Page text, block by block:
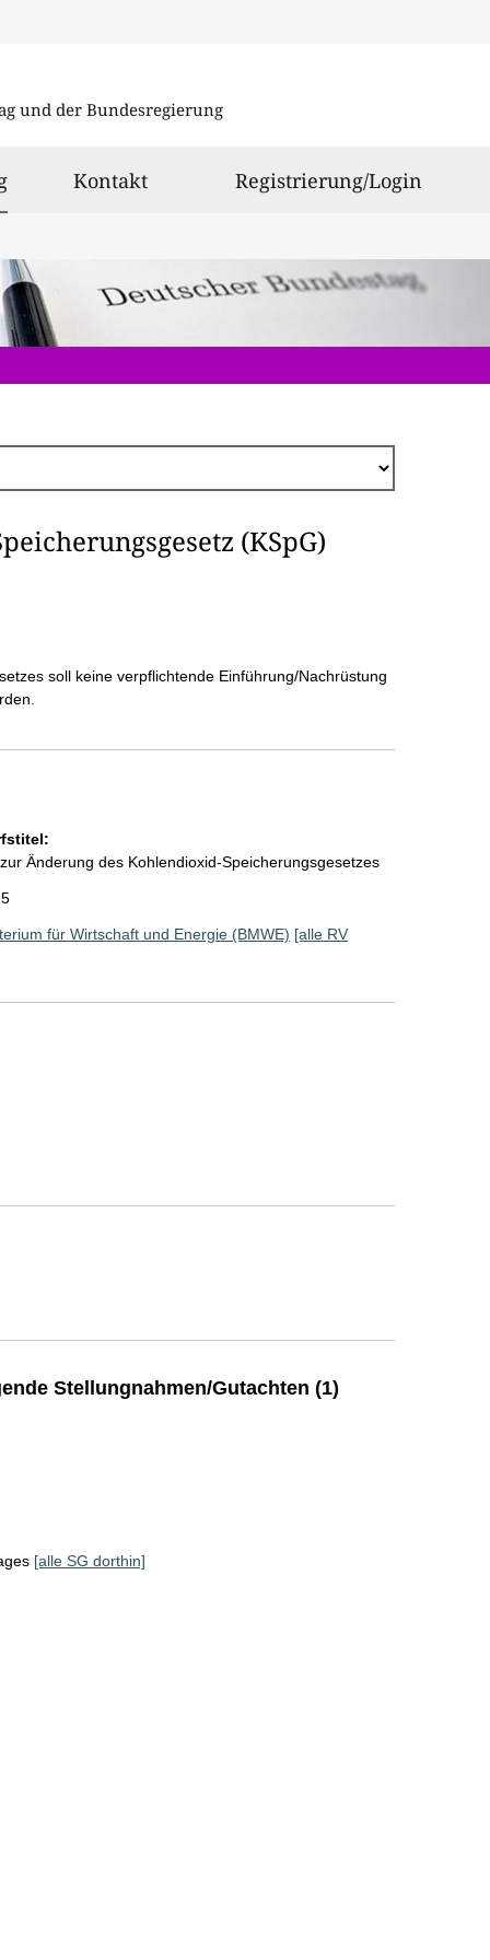
und der Bundesregierung
ausgewählt
Kontakt Registrierung/Login
(KSpG)
soll keine verpflichtende Einführung/Nachrüstung
Änderung des Kohlendioxid-Speicherungsgesetzes
für Wirtschaft und Energie (BMWE) [alle RV
Stellungnahmen/Gutachten (1)
[alle SG dorthin]